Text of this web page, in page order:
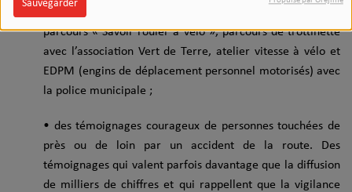
Sauvegarder
sensibilisation aux angles morts avec l’entreprise Peixoto,
parcours « Savoir rouler à vélo », parcours de trottinette
avec l’association Vert de Terre, atelier vitesse à vélo et
EDPM (engins de déplacement personnel motorisés) avec
la police municipale ;
• des témoignages courageux de personnes touchées de
près ou de loin par un accident de la route. Des
témoignages qui valent parfois davantage que la diffusion
de milliers de chiffres et qui rappellent que la vigilance